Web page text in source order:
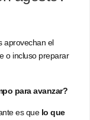
aprovechan el
o incluso preparar
para avanzar?
es que lo que